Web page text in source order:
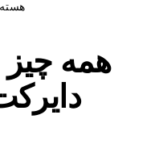
هسته
همه